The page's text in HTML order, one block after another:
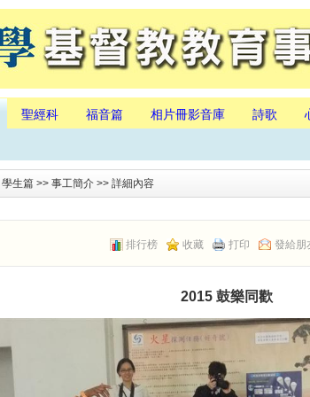
聖經科 福音篇 相片冊影音庫 詩歌
學生篇 >> 事工簡介 >> 詳細內容
排行榜 收藏 打印 發給朋
2015 鼓樂同歡